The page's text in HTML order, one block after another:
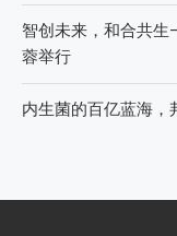
智创未来，和合共
蓉举行
内生菌的百亿蓝海，